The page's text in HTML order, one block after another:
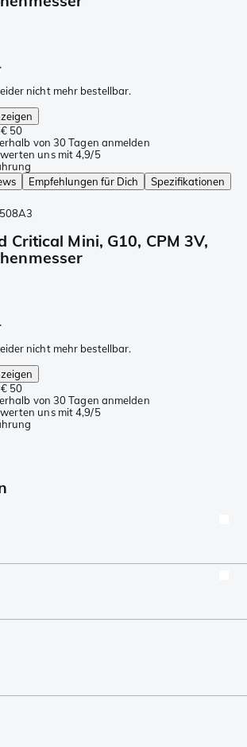
nicht mehr bestellbar.
50
von 30 Tagen anmelden
uns mit 4,9/5
Empfehlungen für Dich
Spezifikationen
Critical Mini, G10, CPM 3V,
nicht mehr bestellbar.
50
von 30 Tagen anmelden
uns mit 4,9/5